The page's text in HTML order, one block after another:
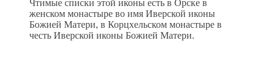
Чтимые списки этой иконы есть в Орске в
женском монастыре во имя Иверской иконы
Божией Матери, в Корцхельском монастыре в
честь Иверской иконы Божией Матери.